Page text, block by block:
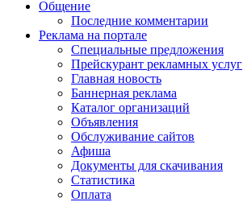
Общение
Последние комментарии
Реклама на портале
Специальные предложения
Прейскурант рекламных услуг
Главная новость
Баннерная реклама
Каталог организаций
Объявления
Обслуживание сайтов
Афиша
Документы для скачивания
Статистика
Оплата